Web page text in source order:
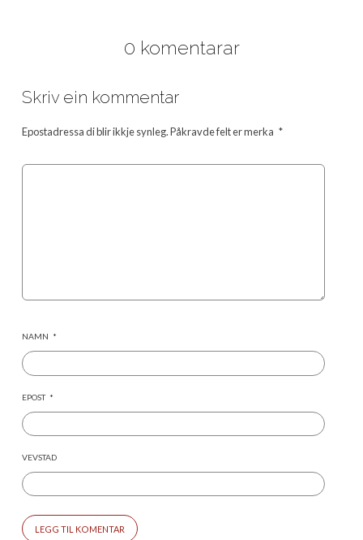
0 komentarar
Skriv ein kommentar
Epostadressa di blir ikkje synleg.Påkravde felt er merka *
NAMN *
EPOST *
VEVSTAD